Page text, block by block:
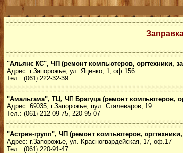
"Альянс КС", ЧП (ремонт компьютеров, оргтехники,
Адрес: г.Запорожье, ул. Яценко, 1, оф.156
Тел.: (061) 222-32-39
"Амальгама", ТЦ, ЧП Брагуца (ремонт компьютеров,
Адрес: 69035, г.Запорожье, пул. Сталеваров, 19
Тел.: (061) 212-09-75, 220-95-07
"Астрея-групп", ЧП (ремонт компьютеров,
Адрес: г.Запорожье, ул. Красногвардейская, 17, оф.17
Тел.: (061) 220-91-47